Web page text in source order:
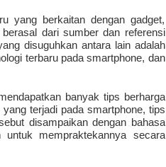
yang berkaitan dengan gadget,
dari sumber dan referensi
disuguhkan antara lain adalah
terbaru pada smartphone, dan
banyak tips berharga
terjadi pada smartphone, tips
disampaikan dengan bahasa
mempraktekannya secara